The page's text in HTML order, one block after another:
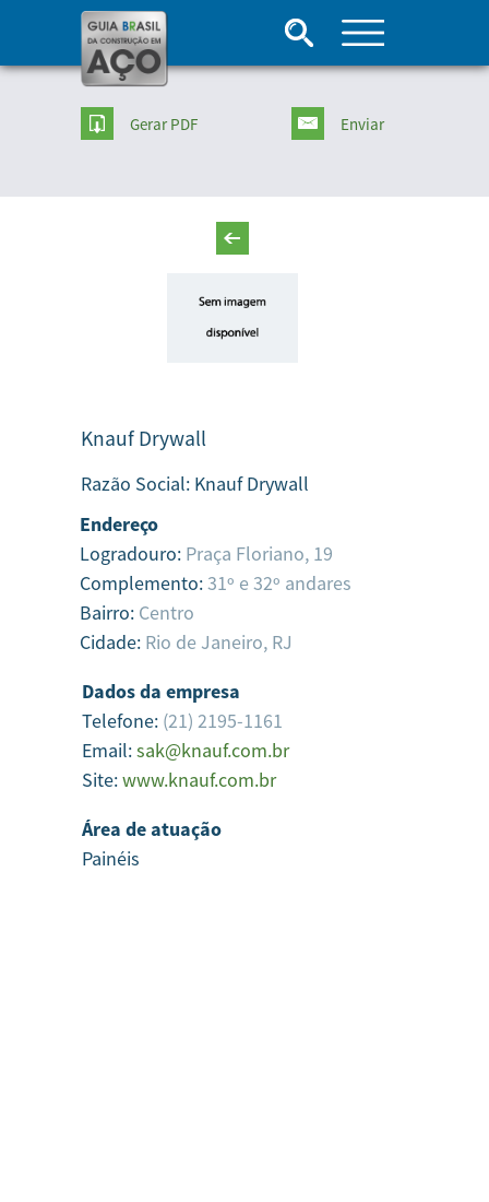
Gerar PDF Enviar
Knauf Drywall
Razão Social: Knauf Drywall
Endereço
Logradouro: Praça Floriano, 19
Complemento:31º e 32º andares
Bairro: Centro
Cidade: Rio de Janeiro, RJ
Dados da empresa
Telefone: (21) 2195-1161
Email:sak@knauf.com.br
Site:www.knauf.com.br
Área de atuação
Painéis